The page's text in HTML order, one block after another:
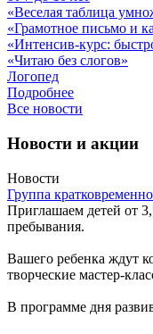
«Веселая таблица
«Грамотное письмо и
«Интенсив-курс:
«Читаю без слогов»
Логопед
Подробнее
Все новости
Новости и акции
Новости
Группа
Приглашаем детей от
пребывания.
Вашего ребенка ждут
творческие мастер-
В программе дня